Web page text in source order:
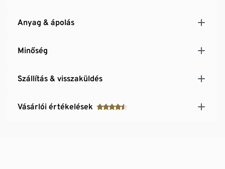
Anyag & ápolás
Minőség
Szállítás & visszaküldés
Vásárlói értékelések